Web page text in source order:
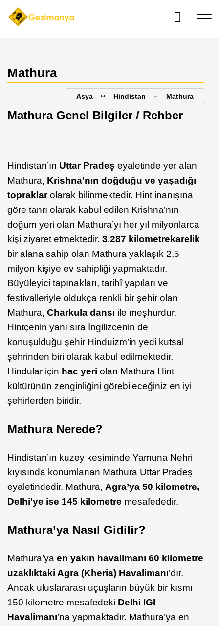
Mathura
Asya Hindistan Mathura
Mathura Genel Bilgiler / Rehber
Hindistan’ın Uttar Pradeş eyaletinde yer alan
Mathura, Krishna’nın doğduğu ve yaşadığı
topraklarolarak bilinmektedir. Hint inanışına
göre tanrı olarak kabul edilen Krishna’nın
doğum yeri olan Mathura’yı her yıl milyonlarca
kişi ziyaret etmektedir. 3.287 kilometrekarelik
bir alana sahip olan Mathura yaklaşık 2,5
milyon kişiye ev sahipliği yapmaktadır.
Büyüleyici tapınakları, tarihî yapıları ve
festivalleriyle oldukça renkli bir şehir olan
Mathura, Charkula dansı ile meşhurdur.
Hintçenin yanı sıra İngilizcenin de
konuşulduğu şehir Hinduizm’in yedi kutsal
şehrinden biri olarak kabul edilmektedir.
Hindular için hac yeri olan Mathura Hint
kültürünün zenginliğini görebileceğiniz en iyi
şehirlerden biridir.
Mathura Nerede?
Hindistan’ın kuzey kesiminde Yamuna Nehri
kıyısında konumlanan Mathura Uttar Pradeş
eyaletindedir. Mathura, Agra’ya 50 kilometre,
Delhi’ye ise 145 kilometre mesafededir.
Mathura’ya Nasıl Gidilir?
Mathura’ya en yakın havalimanı 60 kilometre
uzaklıktaki Agra (Kheria) Havalimanı’dır.
Ancak uluslararası uçuşların büyük bir kısmı
150 kilometre mesafedeki Delhi IGI
Havalimanı’na yapmaktadır. Mathura’ya en